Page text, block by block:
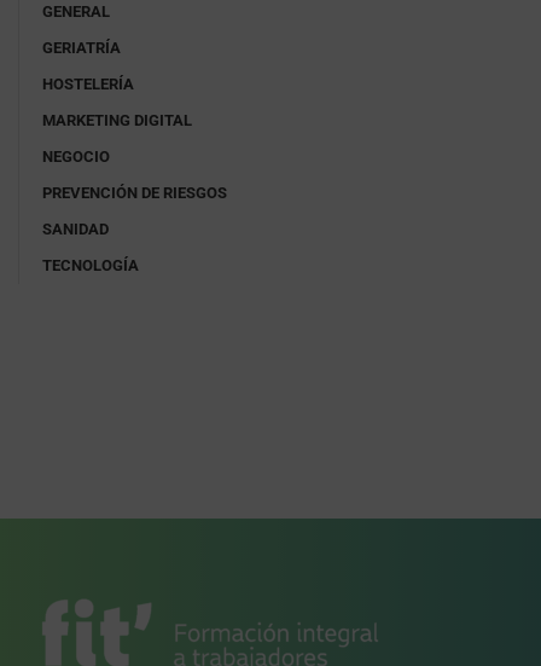
GENERAL
GERIATRÍA
HOSTELERÍA
MARKETING DIGITAL
NEGOCIO
PREVENCIÓN DE RIESGOS
SANIDAD
TECNOLOGÍA